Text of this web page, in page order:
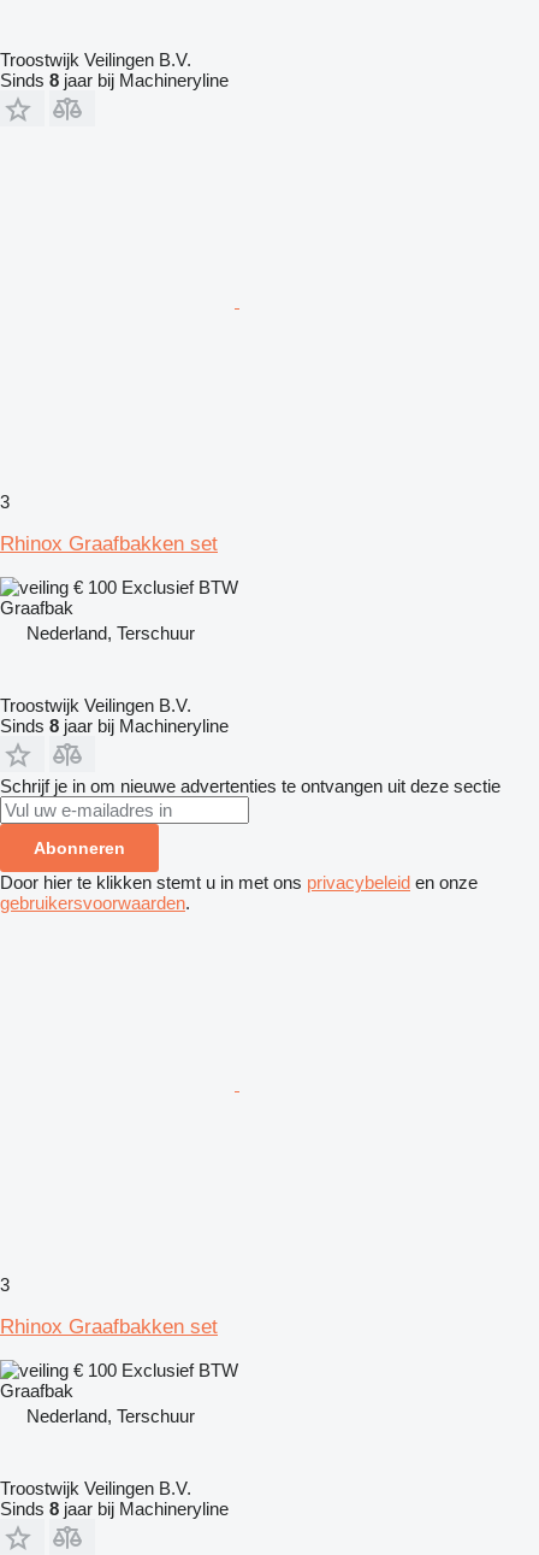
Troostwijk Veilingen B.V.
Sinds 8 jaar bij Machineryline
3
Rhinox Graafbakken set
€ 100 Exclusief BTW
Graafbak
Nederland, Terschuur
Troostwijk Veilingen B.V.
Sinds 8 jaar bij Machineryline
Schrijf je in om nieuwe advertenties te ontvangen uit deze sectie
Abonneren
Door hier te klikken stemt u in met ons privacybeleid en onze
gebruikersvoorwaarden.
3
Rhinox Graafbakken set
€ 100 Exclusief BTW
Graafbak
Nederland, Terschuur
Troostwijk Veilingen B.V.
Sinds 8 jaar bij Machineryline